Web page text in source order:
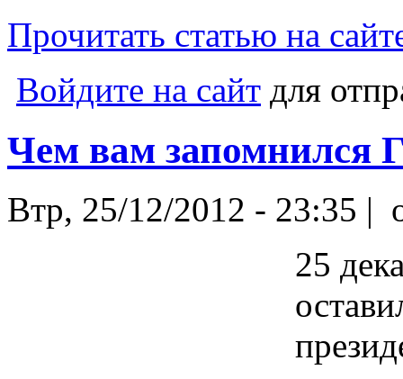
Прочитать статью на
Войдите на сайт для
Чем вам запомнился
Втр, 25/12/2012 - 23:35 |
25